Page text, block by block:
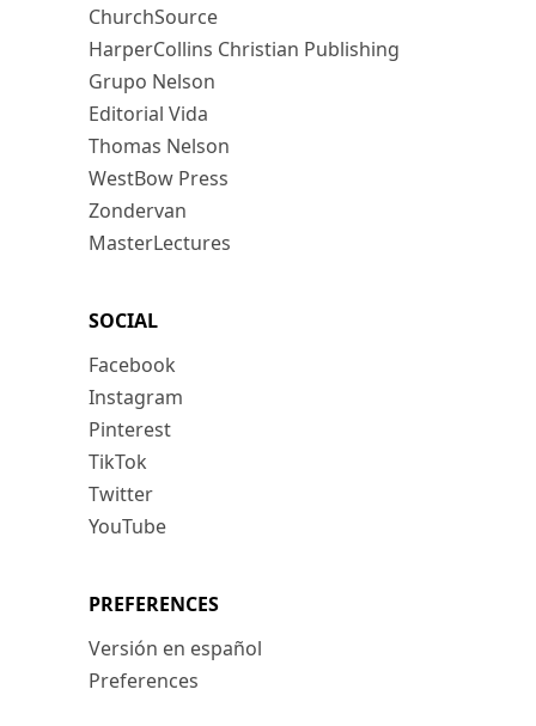
ChurchSource
HarperCollins Christian Publishing
Grupo Nelson
Editorial Vida
Thomas Nelson
WestBow Press
Zondervan
MasterLectures
SOCIAL
Facebook
Instagram
Pinterest
TikTok
Twitter
YouTube
PREFERENCES
Versión en español
Preferences